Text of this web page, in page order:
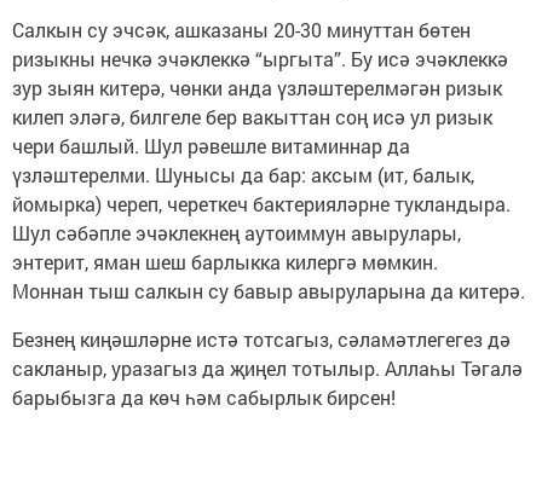
Салкын су эчсәк, ашказаны 20-30 минуттан бөтен
ризыкны нечкә эчәклеккә “ыргыта”. Бу исә эчәклеккә
зур зыян китерә, чөнки анда үзләштерелмәгән ризык
килеп эләгә, билгеле бер вакыттан соң исә ул ризык
чери башлый. Шул рәвешле витаминнар да
үзләштерелми. Шунысы да бар: аксым (ит, балык,
йомырка) череп, череткеч бактерияләрне тукландыра.
Шул сәбәпле эчәклекнең аутоиммун авырулары,
энтерит, яман шеш барлыкка килергә мөмкин.
Моннан тыш салкын су бавыр авыруларына да китерә.
Безнең киңәшләрне истә тотсагыз, сәламәтлегегез дә
сакланыр, уразагыз да җиңел тотылыр. Аллаһы Тәгалә
барыбызга да көч һәм сабырлык бирсен!